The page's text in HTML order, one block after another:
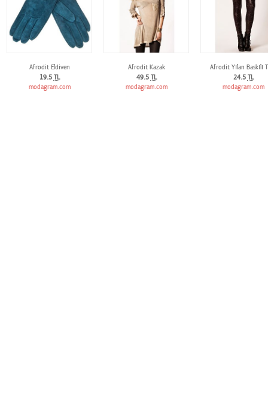
Afrodit Eldiven
19.5 TL
modagram.com
Afrodit Kazak
49.5 TL
modagram.com
Afrodit Yılan Baskılı
24.5 TL
modagram.com